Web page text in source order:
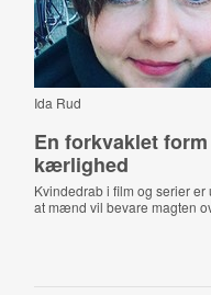
Ida Rud
En for­kvak­let
kærlighed
Kvindedrab i film og serier er
at mænd vil bevare magten